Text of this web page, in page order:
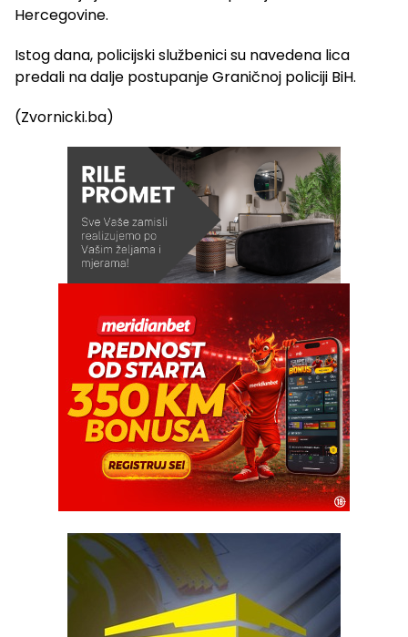
Hercegovine.
Istog dana, policijski službenici su navedena lica
predali na dalje postupanje Graničnoj policiji BiH.
(Zvornicki.ba)